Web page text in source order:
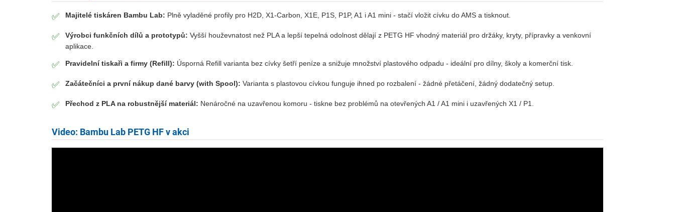
✅ Majitelé tiskáren Bambu Lab: Plně vyladěné profily pro H2D, X1-Carbon, X1E, P1S, P1P, A1 i A1 mini - stačí vložit cívku do AMS a tisknout.
✅ Výrobci funkčních dílů a prototypů: Vyšší houževnatost než PLA a lepší tepelná odolnost dělají z PETG HF vhodný materiál pro držáky, kryty, přípravky a venkovní
aplikace.
✅ Pravidelní tiskaři a firmy (Refill): Úsporná Refill varianta bez cívky šetří peníze a snižuje množství plastového odpadu - ideální pro dílny, školy a komerční tisk.
✅ Začátečníci a první nákup dané barvy (with Spool): Varianta s plastovou cívkou funguje ihned po rozbalení - žádné přetáčení, žádný dodatečný setup.
✅ Přechod z PLA na robustnější materiál: Nenáročné na uzavřenou komoru - tiskne bez problémů na otevřených A1 / A1 mini i uzavřených X1 / P1.
Video: Bambu Lab PETG HF v akci